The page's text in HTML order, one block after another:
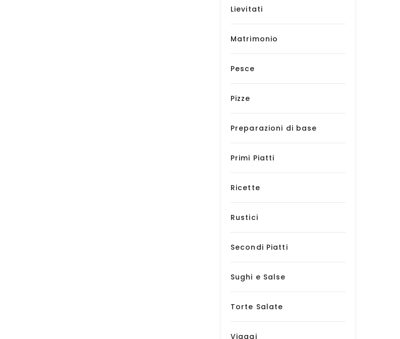
Lievitati
Matrimonio
Pesce
Pizze
Preparazioni di base
Primi Piatti
Ricette
Rustici
Secondi Piatti
Sughi e Salse
Torte Salate
Viaggi